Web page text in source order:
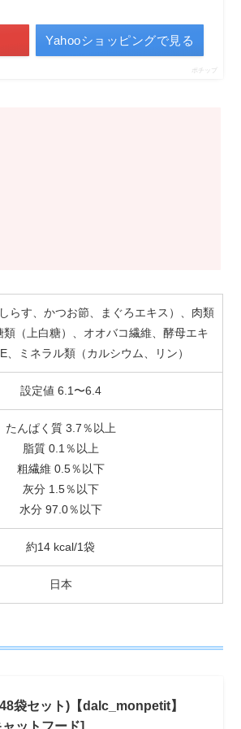
Yahooショッピングで見る
ポチップ
らす、かつお節、まぐろエキス）、肉類
類（上白糖）、オオバコ繊維、酵母エキ
、ミネラル類（カルシウム、リン）
設定値 6.1〜6.4
たんぱく質 3.7％以上
脂質 0.1％以上
粗繊維 0.5％以下
灰分 1.5％以下
水分 97.0％以下
約14 kcal/1袋
日本
袋セット)【dalc_monpetit】
ットフード]